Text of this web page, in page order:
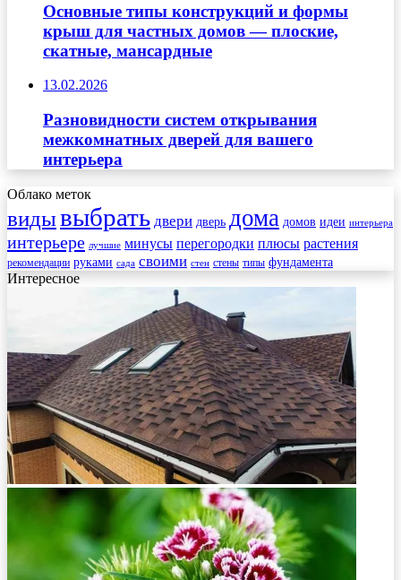
Основные типы конструкций и формы
крыш для частных домов — плоские,
скатные, мансардные
13.02.2026
Разновидности систем открывания
межкомнатных дверей для вашего
интерьера
Облако меток
видывыбрать двери дверь дома домов идеи интерьера
интерьере лучшие минусы перегородки плюсы растения
рекомендации руками сада своими стен стены типы фундамента
Интересное